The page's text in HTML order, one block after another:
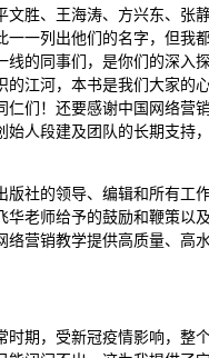
文胜、王海涛、方兴东、张
一列出他们的名字，但我
线的同事们，是你们的深入
的江河，本书是我们大家的
仁们！还要感谢中国网络营
始人段建及团队的长期支持
版社的领导、编辑和所有工
华老师给予的鼓励和鞭策以
络营销教学提供高质量、高
时期，受新冠疫情影响，整